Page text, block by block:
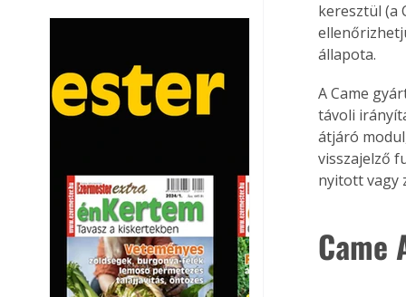
Utóérik eközben, de nem lesz
olyan ízű, mint amit a saját
kertünkben, biológiai
tárolható h
keresztül (a
állapota.
A Came
távoli
átjáró
visszajelző
nyitott vagy
Came